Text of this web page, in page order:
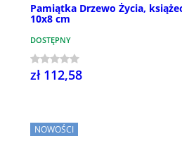
Pamiątka Drzewo Życia,
10x8 cm
DOSTĘPNY
zł 112,58
NOWOŚCI